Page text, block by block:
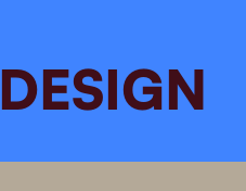
DESIGN